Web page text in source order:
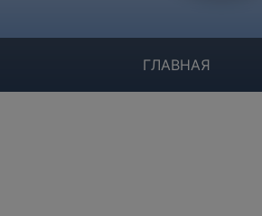
ГЛАВНАЯ